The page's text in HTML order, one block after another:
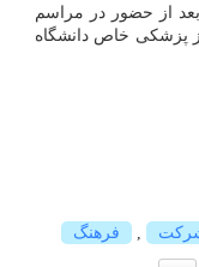
از حضور در مراسم
پزشکی خاص دانشگاه
فرهنگ